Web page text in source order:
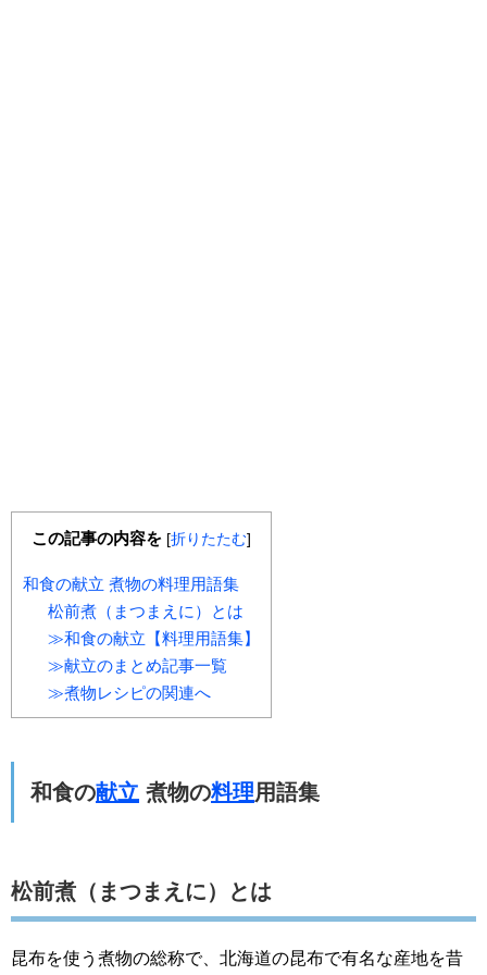
この記事の内容を [折りたたむ]
和食の献立 煮物の料理用語集
松前煮（まつまえに）とは
≫和食の献立【料理用語集】
≫献立のまとめ記事一覧
≫煮物レシピの関連へ
和食の献立 煮物の料理用語集
松前煮（まつまえに）とは
昆布を使う煮物の総称で、北海道の昆布で有名な産地を昔